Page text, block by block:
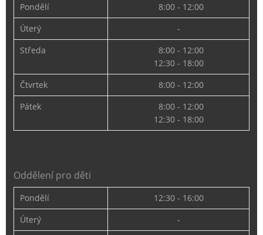
Pondělí
8:00 - 12:00
Úterý
-
Středa
8:00 - 12:00
12:30 - 18:00
Čtvrtek
8:00 - 12:00
Pátek
8:00 - 12:00
12:30 - 18:00
Oddělení pro děti
Pondělí
12:30 - 16:00
Úterý
-